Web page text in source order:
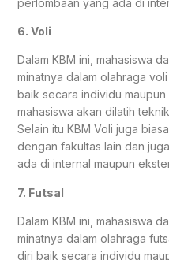
6. Voli
Dalam KBM ini, mahasiswa
minatnya dalam olahraga
baik secara individu maupun
mahasiswa akan dilatih
Selain itu KBM Voli juga
dengan fakultas lain dan
ada di internal maupun
7. Futsal
Dalam KBM ini, mahasiswa
minatnya dalam olahraga
diri baik secara individu